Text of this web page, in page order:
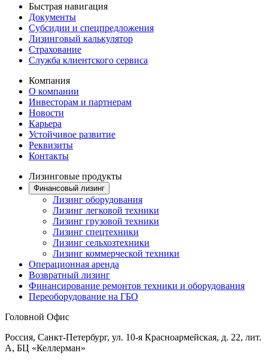
Быстрая навигация
Документы
Субсидии и спецпредложения
Лизинговый калькулятор
Страхование
Служба клиентского сервиса
Компания
О компании
Инвесторам и партнерам
Новости
Карьера
Устойчивое развитие
Реквизиты
Контакты
Лизинговые продукты
Финансовый лизинг
Лизинг оборудования
Лизинг легковой техники
Лизинг грузовой техники
Лизинг спецтехники
Лизинг сельхозтехники
Лизинг коммерческой техники
Операционная аренда
Возвратный лизинг
Финансирование ремонтов техники и оборудования
Переоборудование на ГБО
Головной Офис
Россия, Санкт-Петербург, ул. 10-я Красноармейская, д. 22, лит.
А, БЦ «Келлерман»